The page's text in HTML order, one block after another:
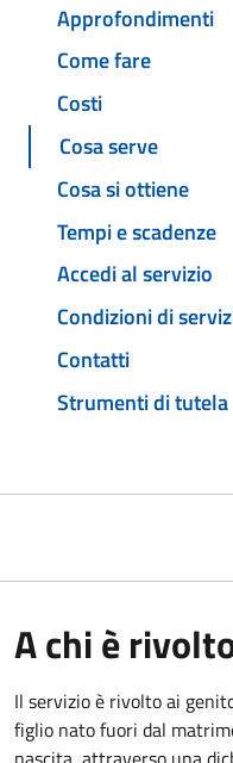
Approfondimenti
Come fare
Costi
Cosa serve
Cosa si ottiene
Tempi e scadenze
Accedi al servizio
Condizioni di
Contatti
Strumenti di tutela
A chi è
Il servizio è rivolto ai
figlio nato fuori dal